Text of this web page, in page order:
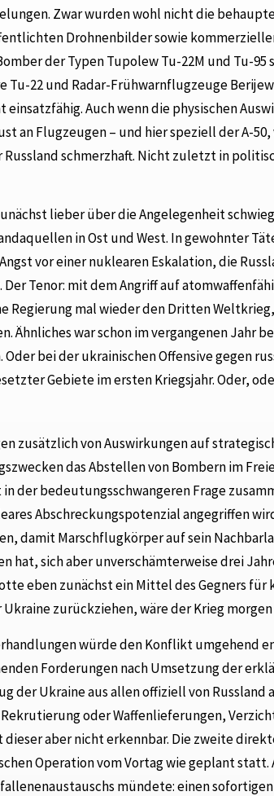
Zwar wurden wohl nicht die
Drohnenbilder sowie
der Typen Tupolew Tu-22M und Tu-95
22 und Radar-Frühwarnflugzeuge
Auch wenn die physischen
an Flugzeugen – und hier speziell der A-
schmerzhaft. Nicht zuletzt in
lieber über die Angelegenheit
in Ost und West. In gewohnter
vor einer nuklearen Eskalation, die
Tenor: mit dem Angriff auf
Regierung mal wieder den Dritten
war schon im vergangenen Jahr
bei der ukrainischen Offensive gegen
Gebiete im ersten Kriegsjahr. Oder,
zusätzlich von Auswirkungen auf
das Abstellen von Bombern im
der bedeutungsschwangeren Frage
Abschreckungspotenzial angegriffen
damit Marschflugkörper auf sein
hat, sich aber unverschämterweise drei
eben zunächst ein Mittel des Gegners für
zurückziehen, wäre der Krieg morgen
würde den Konflikt umgehend
Forderungen nach Umsetzung der
der Ukraine aus allen offiziell von
oder Waffenlieferungen,
aber nicht erkennbar. Die zweite
Operation vom Vortag wie geplant statt.
mündete: einen